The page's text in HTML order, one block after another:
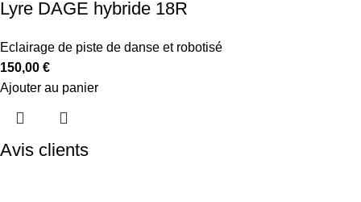
Lyre DAGE hybride 18R
Eclairage de piste de danse et robotisé
150,00 €
Ajouter au panier
Avis clients